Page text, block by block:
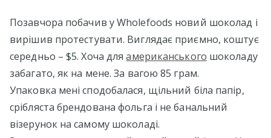
Позавчора побачив у Wholefoods новий шоколад і
вирішив протестувати. Виглядає приємно, коштує
середньо – $5. Хоча дляамериканського шоколаду
забагато, як на мене. За вагою 85 грам.
Упаковка мені сподобалася, щільний біла папір,
срібляста брендована фольга і не банальний
візерунок на самому шоколаді.